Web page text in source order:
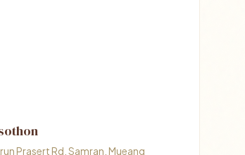
Prasert Rd, Samran, Mueang